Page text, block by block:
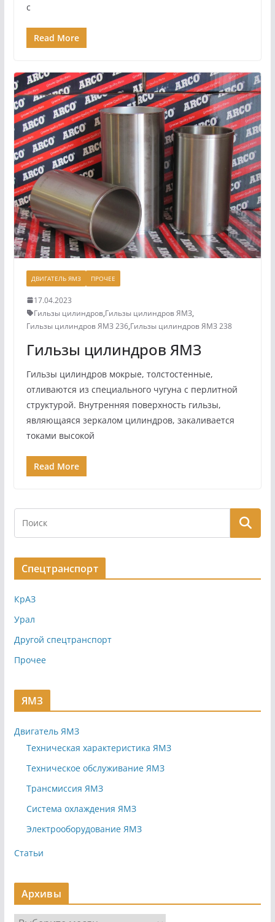
с
Read More
ДВИГАТЕЛЬ ЯМЗ ПРОЧЕЕ
17.04.2023
Гильзы цилиндров,Гильзы цилиндров ЯМЗ,
Гильзы цилиндров ЯМЗ 236,Гильзы цилиндров ЯМЗ 238
Гильзы цилиндров ЯМЗ
Гильзы цилиндров мокрые, толстостенные,
отливают­ся из специального чугуна с перлитной
структурой. Внутренняя поверхность гильзы,
являющаяся зеркалом цилиндров, закалива­ется
токами высокой
Read More
Спецтранспорт
КрАЗ
Урал
Другой спецтранспорт
Прочее
ЯМЗ
Двигатель ЯМЗ
Техническая характеристика ЯМЗ
Техническое обслуживание ЯМЗ
Трансмиссия ЯМЗ
Система охлаждения ЯМЗ
Электрооборудование ЯМЗ
Статьи
Архивы